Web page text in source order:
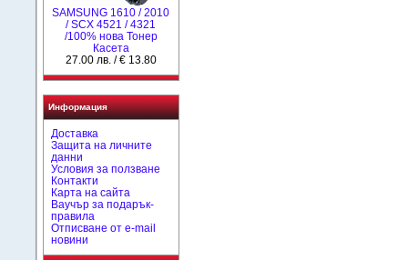
SAMSUNG 1610 / 2010
/ SCX 4521 / 4321
/100% нова Toнер
Касета
27.00 лв. / € 13.80
Информация
Доставка
Защита на личните
данни
Условия за ползване
Контакти
Карта на сайта
Ваучър за подарък-
правила
Отписване от e-mail
новини